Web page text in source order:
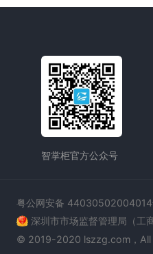
智掌柜官方公众号
粤公网安备
深圳市市场监督管理局（工商
© 2019-2020 lszzg.com，All